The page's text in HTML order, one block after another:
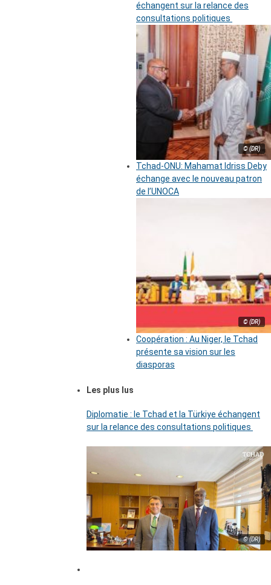
échangent sur la relance des
consultations politiques
© (DR)
Tchad-ONU: Mahamat Idriss Deby
échange avec le nouveau patron
de l’UNOCA
© (DR)
Coopération : Au Niger, le Tchad
présente sa vision sur les
diasporas
Les plus lus
Diplomatie : le Tchad et la Türkiye échangent
sur la relance des consultations politiques
© (DR)